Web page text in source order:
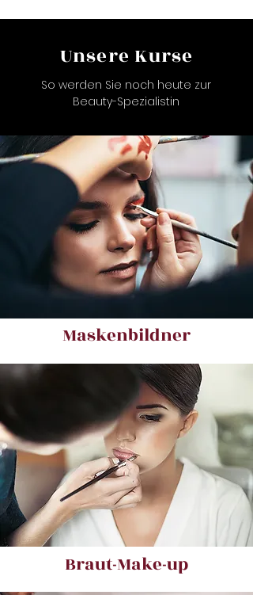
Unsere Kurse
So werden Sie noch heute zur
Beauty-Spezialistin
Maskenbildner
Braut-Make-up